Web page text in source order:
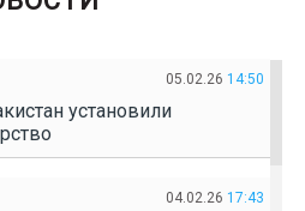
05.02.26 14:50
установили
04.02.26 17:43